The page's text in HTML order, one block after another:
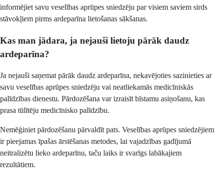
informējiet savu veselības aprūpes sniedzēju par visiem saviem sirds
stāvokļiem pirms ardeparīna lietošanas sākšanas.
Kas man jādara, ja nejauši lietoju pārāk daudz
ardeparīna?
Ja nejauši saņemat pārāk daudz ardeparīna, nekavējoties sazinieties ar
savu veselības aprūpes sniedzēju vai neatliekamās medicīniskās
palīdzības dienestu. Pārdozēšana var izraisīt bīstamu asiņošanu, kas
prasa tūlītēju medicīnisko palīdzību.
Nemēģiniet pārdozēšanu pārvaldīt pats. Veselības aprūpes sniedzējiem
ir pieejamas īpašas ārstēšanas metodes, lai vajadzības gadījumā
neitralizētu lieko ardeparīnu, taču laiks ir svarīgs labākajiem
rezultātiem.